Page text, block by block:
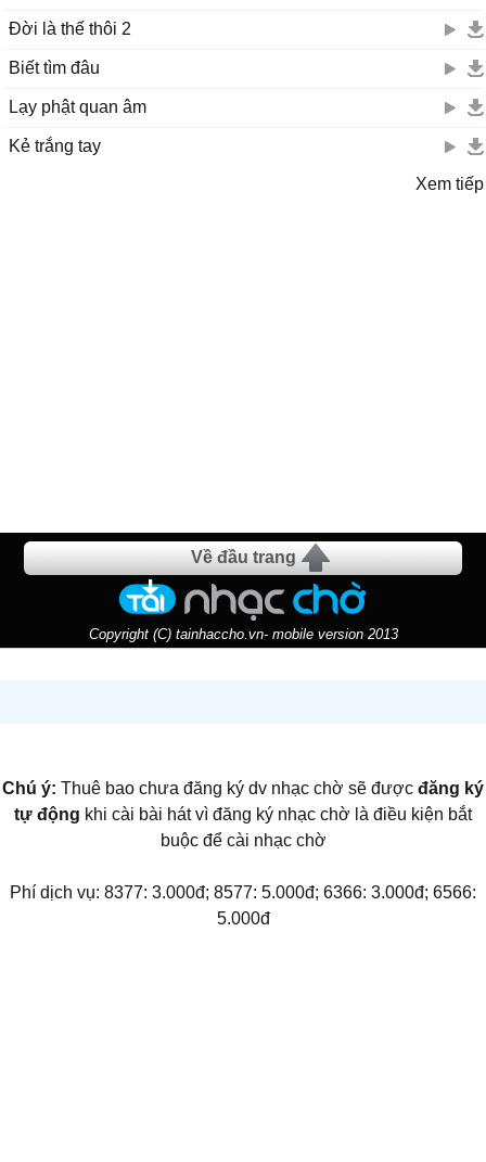
Đời là thế thôi 2
Biết tìm đâu
Lạy phật quan âm
Kẻ trắng tay
Xem tiếp
Về đầu trang
Copyright (C) tainhaccho.vn- mobile version 2013
Chú ý: Thuê bao chưa đăng ký dv nhạc chờ sẽ được đăng ký
tự động khi cài bài hát vì đăng ký nhạc chờ là điều kiện bắt
buộc để cài nhạc chờ
Phí dịch vụ: 8377: 3.000đ; 8577: 5.000đ; 6366: 3.000đ; 6566:
5.000đ